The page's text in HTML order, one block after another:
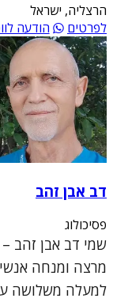
הרצליה, ישראל
לפרטים
הודעה
דב אבן זהב
פסיכולוג
שמי דב אבן זהב –
מרצה ומנחה
למעלה משלושה